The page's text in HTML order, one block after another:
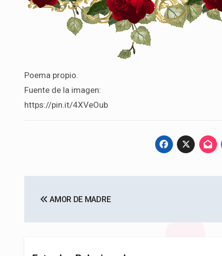
Poema propio.
Fuente de la imagen:
https://pin.it/4XVeOub
de
entradas
AMOR DE MADRE